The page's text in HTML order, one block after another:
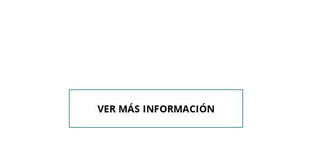
VER MÁS INFORMACIÓN